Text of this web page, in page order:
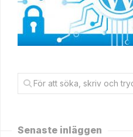
Senaste inläggen